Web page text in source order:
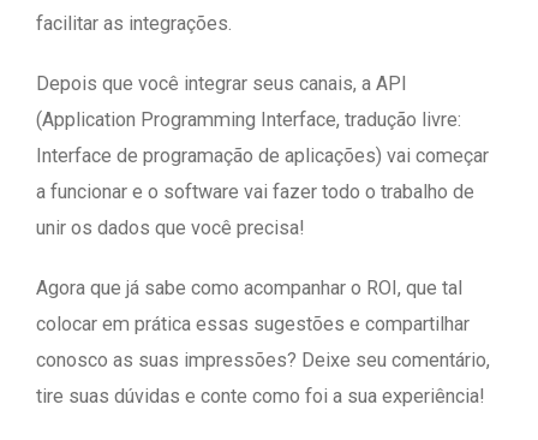
facilitar as integrações.
Depois que você integrar seus canais, a API
(Application Programming Interface, tradução livre:
Interface de programação de aplicações) vai começar
a funcionar e o software vai fazer todo o trabalho de
unir os dados que você precisa!
Agora que já sabe como acompanhar o ROI, que tal
colocar em prática essas sugestões e compartilhar
conosco as suas impressões? Deixe seu comentário,
tire suas dúvidas e conte como foi a sua experiência!